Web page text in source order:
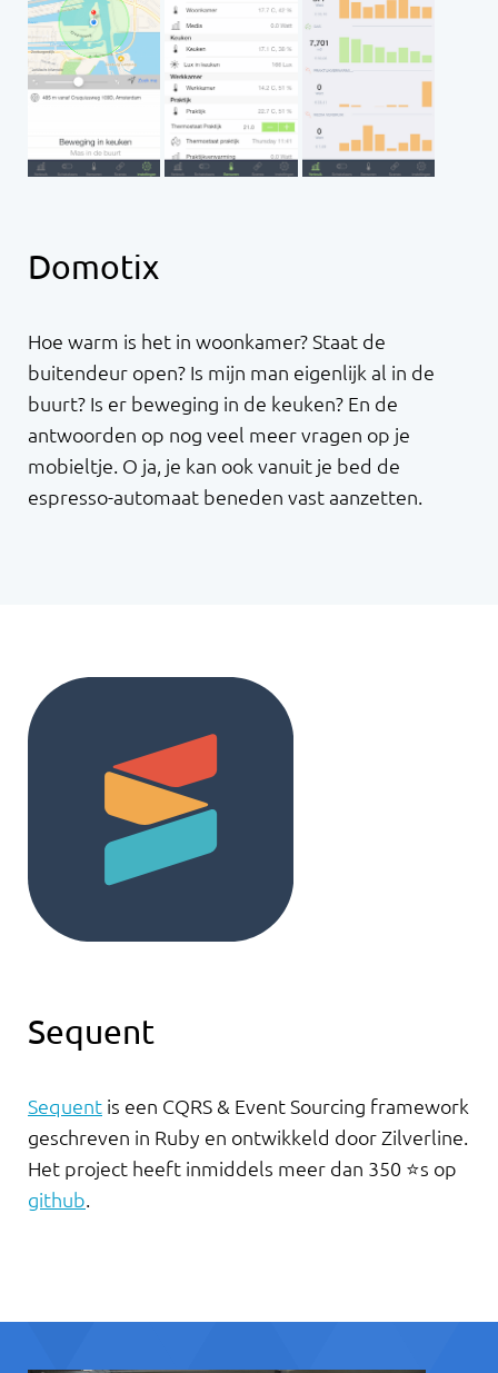
Domotix
Hoe warm is het in woonkamer? Staat de
buitendeur open? Is mijn man eigenlijk al in de
buurt? Is er beweging in de keuken? En de
antwoorden op nog veel meer vragen op je
mobieltje. O ja, je kan ook vanuit je bed de
espresso-automaat beneden vast aanzetten.
Sequent
Sequent is een CQRS & Event Sourcing framework
geschreven in Ruby en ontwikkeld door Zilverline.
Het project heeft inmiddels meer dan 350 ⭐s op
github.